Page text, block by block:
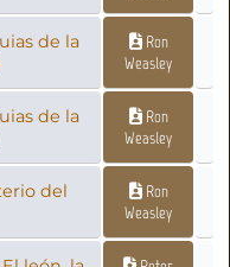
de la
Ron
Weasley
de la
Ron
Weasley
del
Ron
Weasley